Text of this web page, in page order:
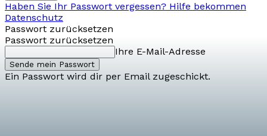
Haben Sie Ihr Passwort vergessen? Hilfe bekommen
Datenschutz
Passwort zurücksetzen
Passwort zurücksetzen
Ihre E-Mail-Adresse
Ein Passwort wird dir per Email zugeschickt.